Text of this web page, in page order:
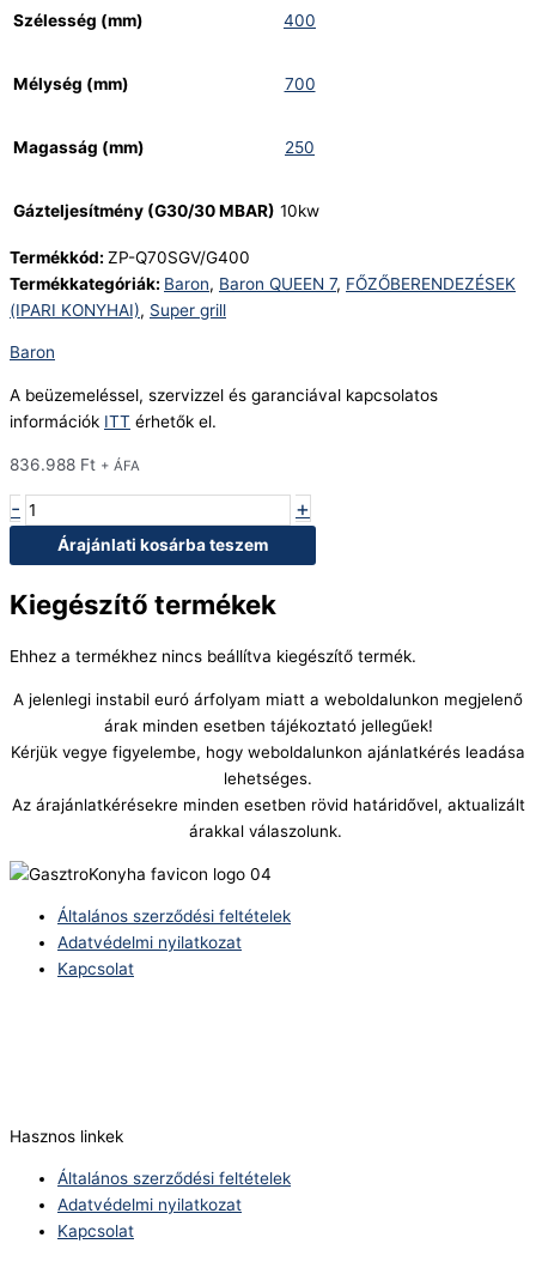
Szélesség (mm) 400
Mélység (mm) 700
Magasság (mm) 250
Gázteljesítmény (G30/30 MBAR) 10kw
Termékkód: ZP-Q70SGV/G400
Termékkategóriák: Baron, Baron QUEEN 7, FŐZŐBERENDEZÉSEK
(IPARI KONYHAI), Super grill
Baron
A beüzemeléssel, szervizzel és garanciával kapcsolatos
információk ITT érhetők el.
836.988 Ft + ÁFA
- +
Árajánlati kosárba teszem
Kiegészítő termékek
Ehhez a termékhez nincs beállítva kiegészítő termék.
A jelenlegi instabil euró árfolyam miatt a weboldalunkon megjelenő
árak minden esetben tájékoztató jellegűek!
Kérjük vegye figyelembe, hogy weboldalunkon ajánlatkérés leadása
lehetséges.
Az árajánlatkérésekre minden esetben rövid határidővel, aktualizált
árakkal válaszolunk.
Általános szerződési feltételek
Adatvédelmi nyilatkozat
Kapcsolat
Hasznos linkek
Általános szerződési feltételek
Adatvédelmi nyilatkozat
Kapcsolat